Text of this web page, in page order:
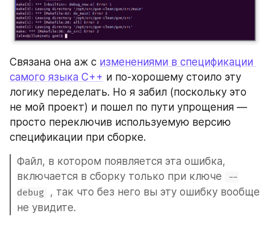
Связана она аж с изменениями в спецификации
самого языка C++ и по-хорошему стоило эту
логику переделать. Но я забил (поскольку это
не мой проект) и пошел по пути упрощения —
просто переключив используемую версию
спецификации при сборке.
Файл, в котором появляется эта ошибка,
включается в сборку только при ключе
--
debug , так что без него вы эту ошибку вообще
не увидите.